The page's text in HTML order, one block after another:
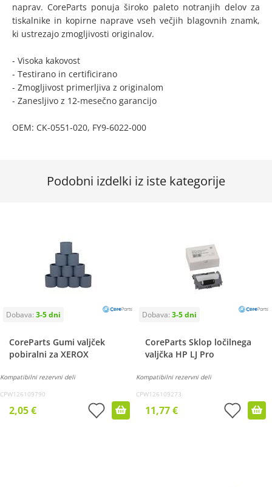
naprav. CoreParts ponuja široko paleto notranjih delov za
tiskalnike in kopirne naprave vseh večjih blagovnih znamk,
ki ustrezajo zmogljivosti originalov.
- Visoka kakovost
- Testirano in certificirano
- Zmogljivost primerljiva z originalom
- Zanesljivo z 12-mesečno garancijo
OEM: CK-0551-020, FY9-6022-000
Podobni izdelki iz iste kategorije
CoreParts Gumi valjček
pobiralni za XEROX
Kompatibilni rezervni deli
CPW126109790
2,05 €
CoreParts Sklop ločilnega
valjčka HP LJ Pro
Kompatibilni rezervni deli
CPW126109273
11,77 €